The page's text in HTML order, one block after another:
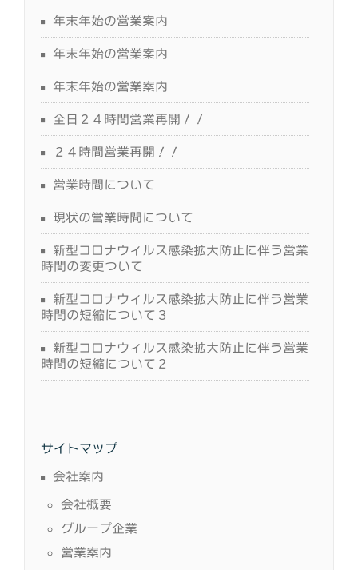
年末年始の営業案内
年末年始の営業案内
年末年始の営業案内
全日２４時間営業再開！！
２４時間営業再開！！
営業時間について
現状の営業時間について
新型コロナウィルス感染拡大防止に伴う営業
時間の変更ついて
新型コロナウィルス感染拡大防止に伴う営業
時間の短縮について３
新型コロナウィルス感染拡大防止に伴う営業
時間の短縮について２
サイトマップ
会社案内
会社概要
グループ企業
営業案内